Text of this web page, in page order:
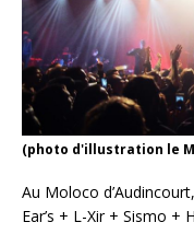
(photo d'illustration le
Au Moloco
Ear’s + L-Xir + Sismo